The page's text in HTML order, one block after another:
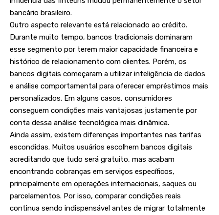
bancário brasileiro.
Outro aspecto relevante está relacionado ao crédito.
Durante muito tempo, bancos tradicionais dominaram
esse segmento por terem maior capacidade financeira e
histórico de relacionamento com clientes. Porém, os
bancos digitais começaram a utilizar inteligência de dados
e análise comportamental para oferecer empréstimos mais
personalizados. Em alguns casos, consumidores
conseguem condições mais vantajosas justamente por
conta dessa análise tecnológica mais dinâmica.
Ainda assim, existem diferenças importantes nas tarifas
escondidas. Muitos usuários escolhem bancos digitais
acreditando que tudo será gratuito, mas acabam
encontrando cobranças em serviços específicos,
principalmente em operações internacionais, saques ou
parcelamentos. Por isso, comparar condições reais
continua sendo indispensável antes de migrar totalmente